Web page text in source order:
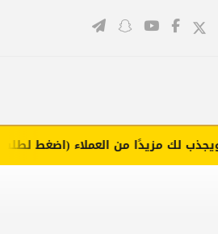
لك مزيدًا من العملاء (اضغط لطلب